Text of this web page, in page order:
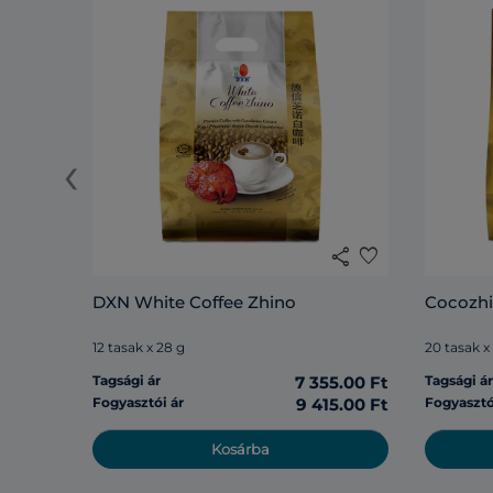
share favorite
DXN White Coffee Zhino
12 tasak x 28 g
Tagsági ár
7 355.00 Ft
Fogyasztói ár 9 415.00 Ft
Kosárba
Cocozhi
20 tasak x
Tagsági ár
‹